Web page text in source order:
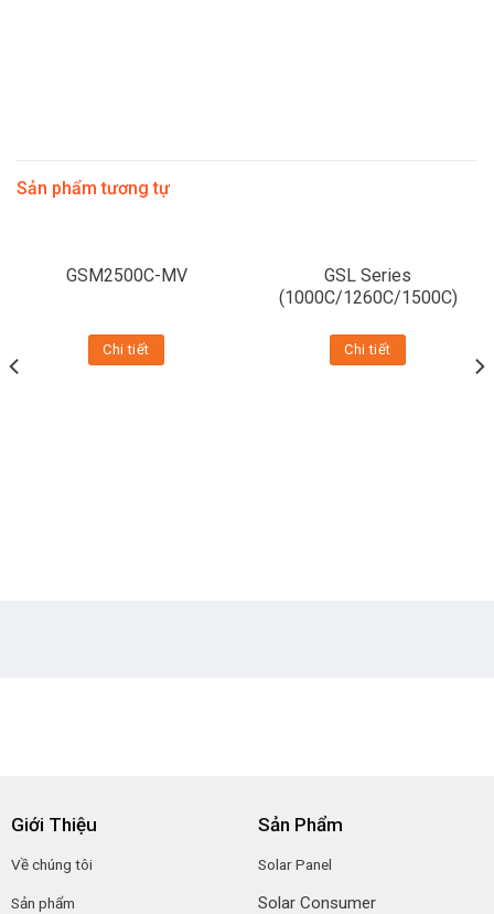
Sản phẩm tương tự
GSM2500C-MV
Chi tiết
GSL Series
(1000C/1260C/1500C)
Chi tiết
Giới Thiệu
Về chúng tôi
Sản phẩm
Sản Phẩm
Solar Panel
Solar Consumer